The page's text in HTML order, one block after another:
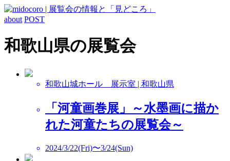
about POST
和歌山県の展覧会
和歌山城ホール 展示室 | 和歌山県
「河童画巻展」～水墨画に描か
れた河童たちの展覧会～
2024/3/22(Fri)〜3/24(Sun)